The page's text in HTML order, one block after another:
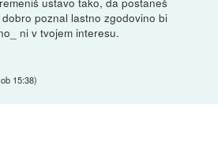
poznal lastno zgodovino bi
ni v tvojem interesu.
15:38)